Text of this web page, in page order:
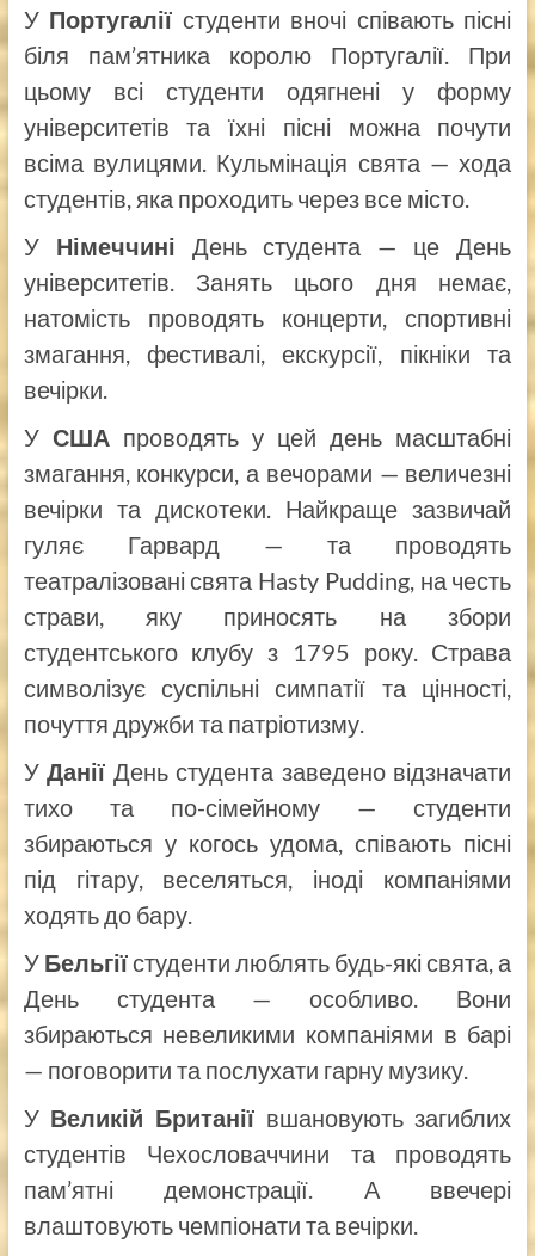
У Португалії студенти вночі співають пісні
біля пам’ятника королю Португалії. При
цьому всі студенти одягнені у форму
університетів та їхні пісні можна почути
всіма вулицями. Кульмінація свята — хода
студентів, яка проходить через все місто.
У Німеччині День студента — це День
університетів. Занять цього дня немає,
натомість проводять концерти, спортивні
змагання, фестивалі, екскурсії, пікніки та
вечірки.
У СШАпроводять у цей день масштабні
змагання, конкурси, а вечорами — величезні
вечірки та дискотеки. Найкраще зазвичай
гуляє Гарвард — та проводять
театралізовані свята Hasty Pudding, на честь
страви, яку приносять на збори
студентського клубу з 1795 року. Страва
символізує суспільні симпатії та цінності,
почуття дружби та патріотизму.
УДанії День студента заведено відзначати
тихо та по-сімейному — студенти
збираються у когось удома, співають пісні
під гітару, веселяться, іноді компаніями
ходять до бару.
У Бельгіїстуденти люблять будь-які свята, а
День студента — особливо. Вони
збираються невеликими компаніями в барі
— поговорити та послухати гарну музику.
У Великій Британії вшановують загиблих
студентів Чехословаччини та проводять
пам’ятні демонстрації. А ввечері
влаштовують чемпіонати та вечірки.